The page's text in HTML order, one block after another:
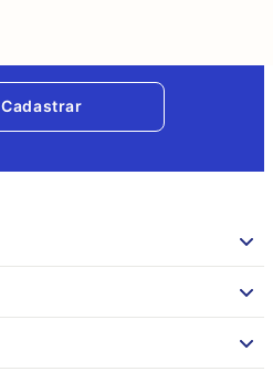
Cadastrar